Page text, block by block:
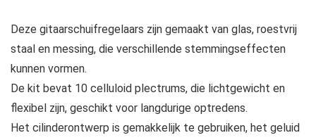
Deze gitaarschuifregelaars zijn gemaakt van glas, roestvrij
staal en messing, die verschillende stemmingseffecten
kunnen vormen.
De kit bevat 10 celluloid plectrums, die lichtgewicht en
flexibel zijn, geschikt voor langdurige optredens.
Het cilinderontwerp is gemakkelijk te gebruiken, het geluid